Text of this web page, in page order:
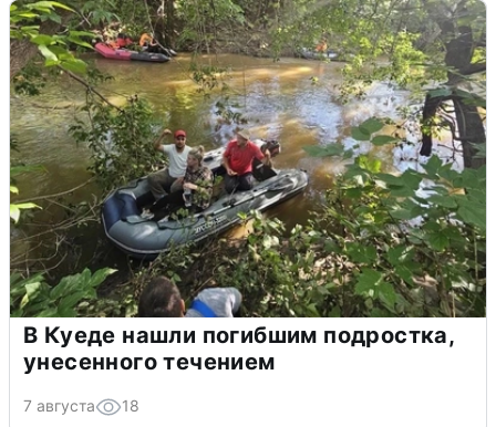
В Куеде нашли погибшим подростка,
унесенного течением
7 августа 18